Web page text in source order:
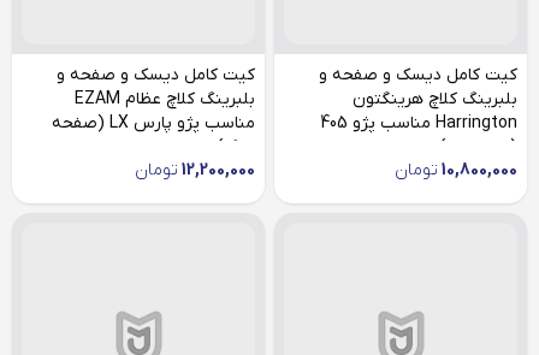
کیت کامل دیسک و صفحه و
بلبرینگ کلاچ هرینگتون
Harrington مناسب پژو 405
(پری دمپر)
10,800,000 تومان
کیت کامل دیسک و صفحه و
بلبرینگ کلاچ عظام EZAM
مناسب پژو پارس LX (صفحه
بزرگ)
12,200,000 تومان